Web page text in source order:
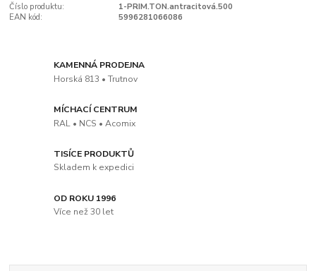
Číslo produktu:
1-PRIM.TON.antracitová.500
EAN kód:
5996281066086
KAMENNÁ PRODEJNA
Horská 813 • Trutnov
MÍCHACÍ CENTRUM
RAL • NCS • Acomix
TISÍCE PRODUKTŮ
Skladem k expedici
OD ROKU 1996
Více než 30 let